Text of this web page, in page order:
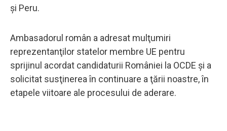
şi Peru.
Ambasadorul român a adresat mulţumiri
reprezentanţilor statelor membre UE pentru
sprijinul acordat candidaturii României la OCDE şi a
solicitat susţinerea în continuare a ţării noastre, în
etapele viitoare ale procesului de aderare.